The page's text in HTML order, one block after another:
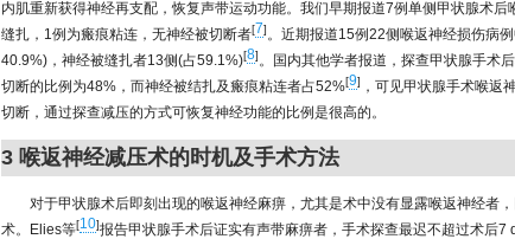
内肌重新获得神经再支配，恢复声带运动功能。我们早期报道7例单侧甲状腺术
缝扎，1例为瘢痕粘连，无神经被切断者[7]。近期报道15例22侧喉返神经损伤病
40.9%)，神经被缝扎者13侧(占59.1%)[8]。国内其他学者报道，探查甲状腺手术
切断的比例为48%，而神经被结扎及瘢痕粘连者占52%[9] ，可见甲状腺手术喉返
切断，通过探查减压的方式可恢复神经功能的比例是很高的。
3 喉返神经减压术的时机及手术方法
对于甲状腺术后即刻出现的喉返神经麻痹，尤其是术中没有显露喉返神经者
术。Elies等[10]报告甲状腺手术后证实有声带麻痹者，手术探查最迟不超过术后7